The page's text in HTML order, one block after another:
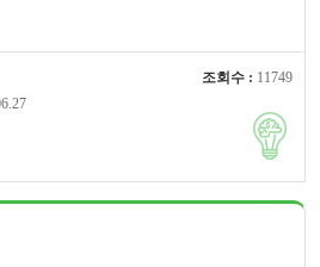
조회수 : 11749